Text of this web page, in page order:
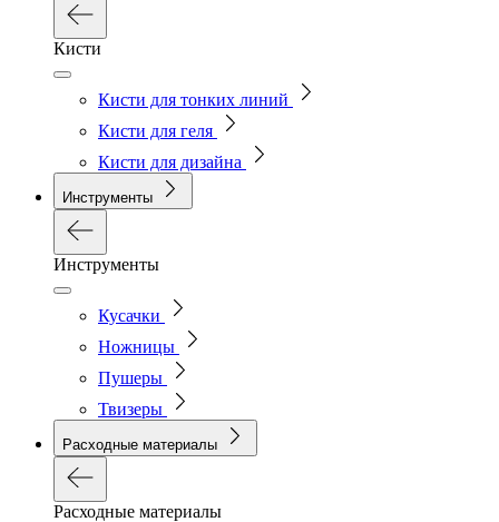
Кисти
Кисти для тонких линий
Кисти для геля
Кисти для дизайна
Инструменты
Инструменты
Кусачки
Ножницы
Пушеры
Твизеры
Расходные материалы
Расходные материалы